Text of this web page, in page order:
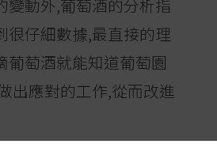
變動外,葡萄酒的分析指
很仔細數據,最直接的理
葡萄酒就能知道葡萄園
出應對的工作,從而改進